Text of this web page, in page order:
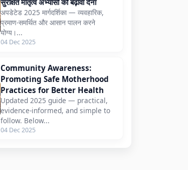
सुरक्षित मातृत्व अभ्यासों को बढ़ावा देना
अपडेटेड 2025 मार्गदर्शिका — व्यवहारिक,
प्रमाण-समर्थित और आसान पालन करने
योग्य।...
04 Dec 2025
Community Awareness:
Promoting Safe Motherhood
Practices for Better Health
Updated 2025 guide — practical,
evidence-informed, and simple to
follow. Below...
04 Dec 2025